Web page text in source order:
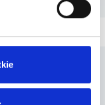
500 Piaseczno